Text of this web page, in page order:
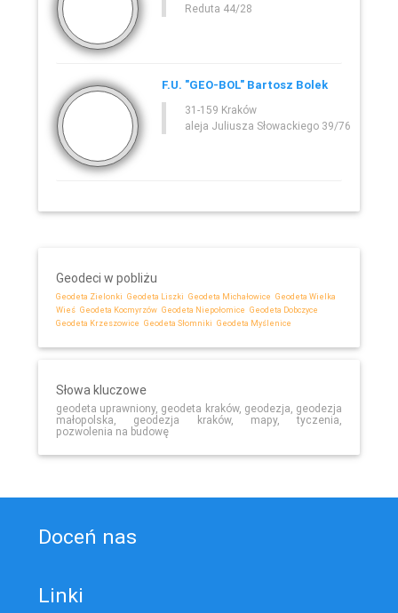
Reduta 44/28
F.U. "GEO-BOL" Bartosz Bolek
31-159 Kraków
aleja Juliusza Słowackiego 39/76
Geodeci w pobliżu
Geodeta Zielonki Geodeta Liszki Geodeta Michałowice Geodeta Wielka
Wieś Geodeta Kocmyrzów Geodeta Niepołomice Geodeta Dobczyce
Geodeta Krzeszowice Geodeta Słomniki Geodeta Myślenice
Słowa kluczowe
geodeta uprawniony, geodeta kraków, geodezja, geodezja
małopolska, geodezja kraków, mapy, tyczenia,
pozwolenia na budowę
Doceń nas
Linki